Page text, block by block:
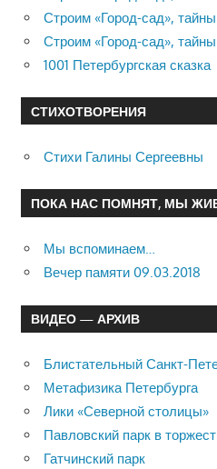
Строим «Город-сад»,
Строим «Город-сад»,
1001 Петербургская сказка
СТИХОТВОРЕНИЯ
Стихи Галины Сергеевны
ПОКА НАС ПОМНЯТ, МЫ
Мы вспоминаем…
Вечер памяти 09.03.2018
ВИДЕО — АРХИВ
Блистательный Санкт-
Метафизика Петербурга
Лики «Северной столицы»
Павловский парк в
Гатчинский парк